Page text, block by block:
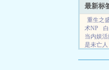
最新标
重生之
术NP
当内娱
是未亡人
门女婿